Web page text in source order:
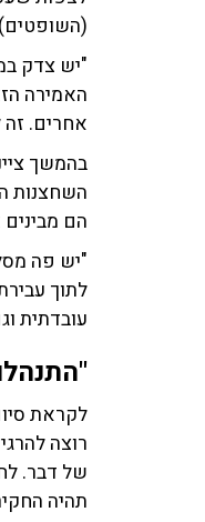
(השופטים)
"יש צדק
האמירה
אחרים. זה
בהמשך
השחצנות
הם
"יש פה
לתוך
עובדתית
לקראת
רוצה
של דבר.
תהיה